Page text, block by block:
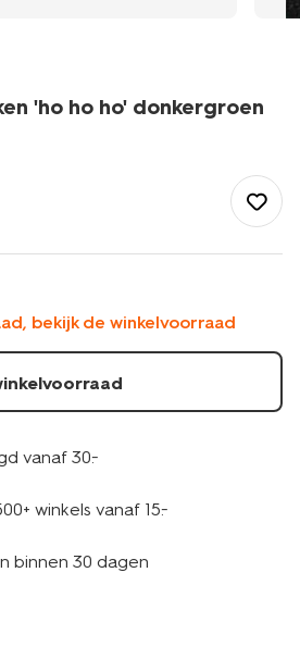
'ho ho ho' donkergroen
bekijk de winkelvoorraad
vanaf 30.-
winkels vanaf 15.-
binnen 30 dagen